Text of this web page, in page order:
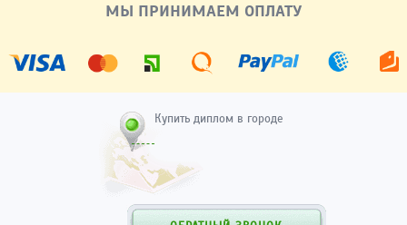
МЫ ПРИНИМАЕМ ОПЛАТУ
Купить диплом в городе